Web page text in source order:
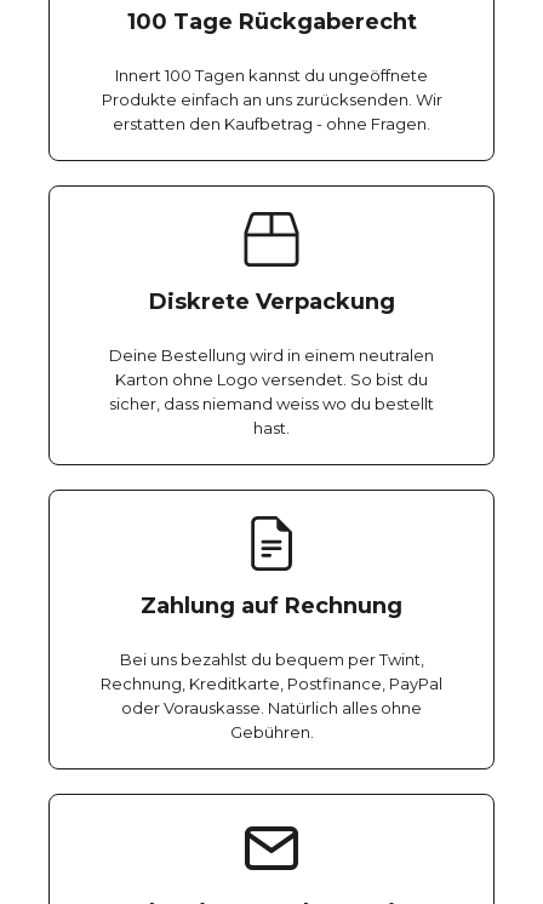
100 Tage Rückgaberecht
Innert 100 Tagen kannst du ungeöffnete
Produkte einfach an uns zurücksenden. Wir
erstatten den Kaufbetrag - ohne Fragen.
Diskrete Verpackung
Deine Bestellung wird in einem neutralen
Karton ohne Logo versendet. So bist du
sicher, dass niemand weiss wo du bestellt
hast.
Zahlung auf Rechnung
Bei uns bezahlst du bequem per Twint,
Rechnung, Kreditkarte, Postfinance, PayPal
oder Vorauskasse. Natürlich alles ohne
Gebühren.